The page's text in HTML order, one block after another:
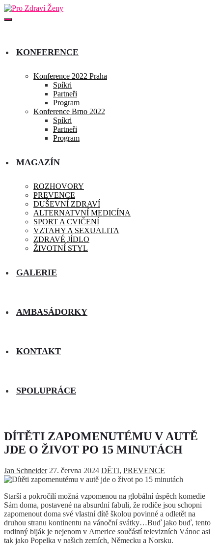
KONFERENCE
Konference 2022 Praha
Spíkri
Partneři
Program
Konference Brno 2022
Spíkri
Partneři
Program
MAGAZÍN
ROZHOVORY
PREVENCE
DUŠEVNÍ ZDRAVÍ
ALTERNATVNÍ MEDICÍNA
SPORT A CVIČENÍ
VZTAHY A SEXUALITA
ZDRAVÉ JÍDLO
ŽIVOTNÍ STYL
GALERIE
AMBASÁDORKY
KONTAKT
SPOLUPRÁCE
DÍTĚTI ZAPOMENUTÉMU V AUTĚ
JDE O ŽIVOT PO 15 MINUTÁCH
Jan Schneider 27. června 2024 DĚTI, PREVENCE
Starší a pokročilí možná vzpomenou na globální úspěch komedie
Sám doma, postavené na absurdní fabuli, že rodiče jsou schopni
zapomenout doma své vlastní dítě školou povinné a odletět na
druhou stranu kontinentu na vánoční svátky…Buď jako buď, tento
rodinný biják je nejenom v Americe součástí televizních Vánoc asi
tak jako Popelka v našich zemích, Německu a Norsku.